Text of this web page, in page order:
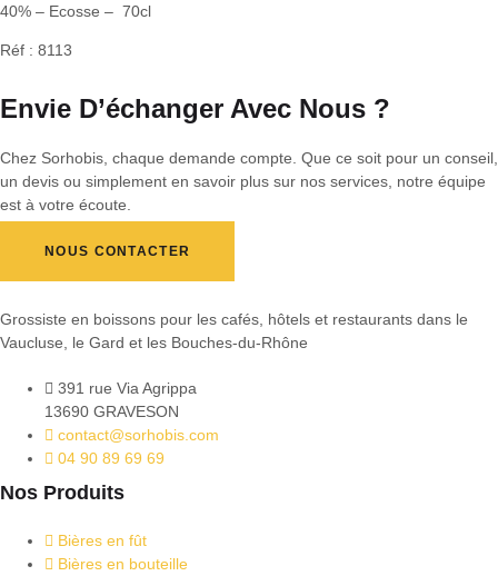
40% – Ecosse – 70cl
Réf : 8113
Envie D’échanger Avec Nous ?
Chez Sorhobis, chaque demande compte. Que ce soit pour un conseil,
un devis ou simplement en savoir plus sur nos services, notre équipe
est à votre écoute.
NOUS CONTACTER
Grossiste en boissons pour les cafés, hôtels et restaurants dans le
Vaucluse, le Gard et les Bouches-du-Rhône
391 rue Via Agrippa
13690 GRAVESON
contact@sorhobis.com
04 90 89 69 69
Nos Produits
Bières en fût
Bières en bouteille